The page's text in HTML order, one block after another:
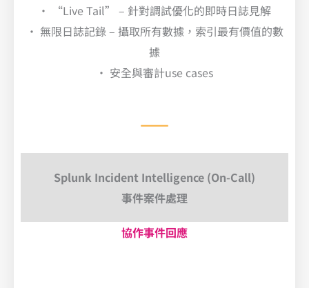
• “Live Tail” – 針對調試優化的即時日誌見解
• 無限日誌記錄 – 攝取所有數據，索引最有價值的數
據
• 安全與審計use cases
Splunk Incident Intelligence (On-Call)
事件案件處理
協作事件回應